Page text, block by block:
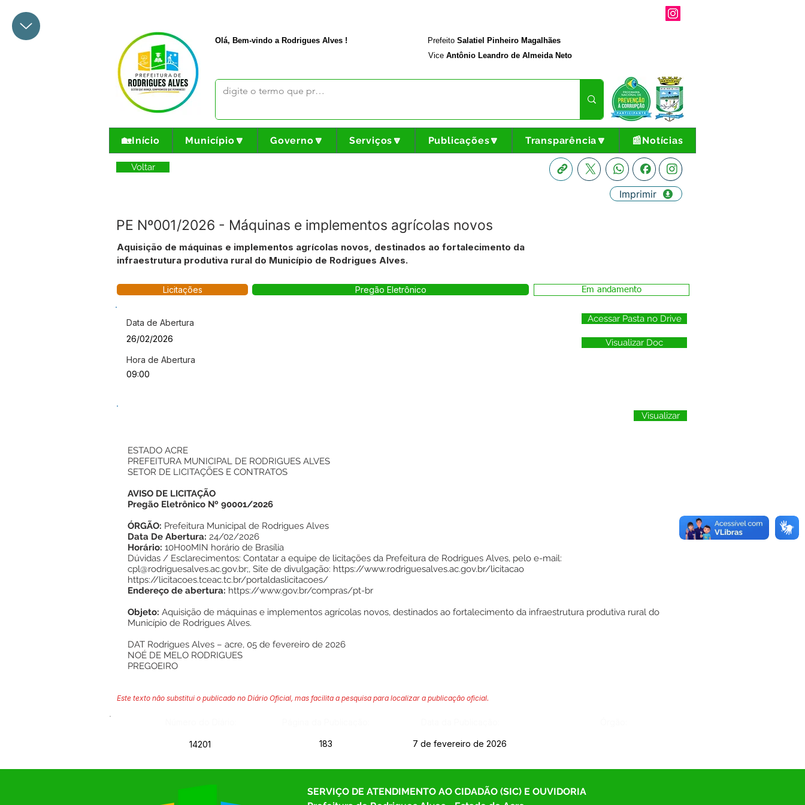
Olá, Bem-vindo a Rodrigues Alves ! Prefeito Salatiel Pinheiro Magalhães
Vice Antônio Leandro de Almeida Neto
🏡Início Município🔽 Governo🔽 Serviços🔽 Publicações🔽 Transparência🔽 📰Notícias
Voltar
PE Nº001/2026 - Máquinas e implementos agrícolas novos
Imprimir
Aquisição de máquinas e implementos agrícolas novos, destinados ao fortalecimento da
infraestrutura produtiva rural do Município de Rodrigues Alves.
Licitações Pregão Eletrônico Em andamento
Data de Abertura
26/02/2026
Hora de Abertura
09:00
Acessar Pasta no Drive
Visualizar Doc
Visualizar
ESTADO ACRE
PREFEITURA MUNICIPAL DE RODRIGUES ALVES
SETOR DE LICITAÇÕES E CONTRATOS
AVISO DE LICITAÇÃO
Pregão Eletrônico Nº 90001/2026
ÓRGÃO: Prefeitura Municipal de Rodrigues Alves
Data De Abertura: 24/02/2026
Horário: 10H00MIN horário de Brasília
Dúvidas / Esclarecimentos: Contatar a equipe de licitações da Prefeitura de Rodrigues Alves, pelo e-mail:
cpl@rodriguesalves.ac.gov.br;, Site de divulgação: https://www.rodriguesalves.ac.gov.br/licitacao
https://licitacoes.tceac.tc.br/portaldaslicitacoes/
Endereço de abertura: https://www.gov.br/compras/pt-br
Objeto: Aquisição de máquinas e implementos agrícolas novos, destinados ao fortalecimento da infraestrutura produtiva rural do
Município de Rodrigues Alves.
DAT Rodrigues Alves – acre, 05 de fevereiro de 2026
NOÉ DE MELO RODRIGUES
PREGOEIRO
Este texto não substitui o publicado no Diário Oficial, mas facilita a pesquisa para localizar a publicação oficial.
14201 183 7 de fevereiro de 2026
SERVIÇO DE ATENDIMENTO AO CIDADÃO (SIC) E OUVIDORIA